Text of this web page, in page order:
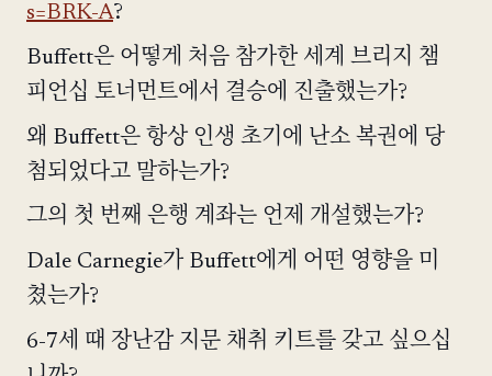
s=BRK-A?
Buffett은 어떻게 처음 참가한 세계 브리지 챔
피언십 토너먼트에서 결승에 진출했는가?
왜 Buffett은 항상 인생 초기에 난소 복권에 당
첨되었다고 말하는가?
그의 첫 번째 은행 계좌는 언제 개설했는가?
Dale Carnegie가 Buffett에게 어떤 영향을 미
쳤는가?
6-7세 때 장난감 지문 채취 키트를 갖고 싶으십